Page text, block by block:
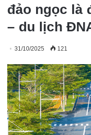
đảo ngọc là
– du lịch
31/10/2025 121